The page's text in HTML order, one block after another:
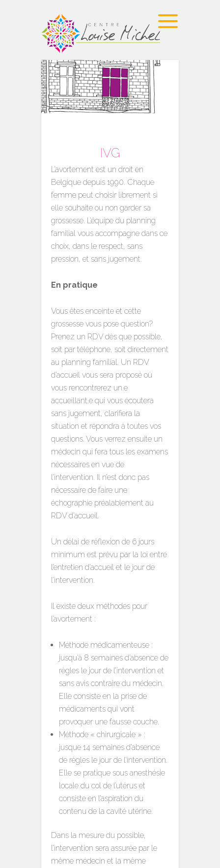
IVG
L’avortement est un droit en
Belgique depuis 1990. Chaque
femme peut choisir librement si
elle souhaite ou non garder sa
grossesse. L’équipe du planning
familial vous accompagne dans ce
choix, dans le respect, sans
pression, et sans jugement.
En pratique
Vous êtes enceinte et cette
grossesse vous pose question?
Prenez un RDV dès que possible,
soit par téléphone, soit directement
au planning familial. Un RDV
d’accueil vous sera proposé où
vous rencontrerez un.e
accueillant.e qui vous écoutera
sans jugement, clarifiera la
situation et répondra à toutes vos
questions. Vous verrez ensuite un
médecin qui fera tous les examens
nécessaires en vue de
l’intervention. Il n’est donc pas
nécessaire de faire une
échographie préalablement au
RDV d’accueil.
Un délai de réflexion de 6 jours
minimum est prévu par la loi entre
l’entretien d’accueil et le jour de
l’intervention.
Il existe deux méthodes pour
l’avortement :
Méthode médicamenteuse :
jusqu’à 8 semaines d’absence de
règles le jour de l’intervention et
sans avis contraire du médecin.
Elle consiste en la prise de
médicaments qui vont
provoquer une fausse couche.
Méthode « chirurgicale » :
jusque 14 semaines d’absence
de règles le jour de l’intervention.
Elle se pratique sous anesthésie
locale du col de l’utérus et
consiste en l’aspiration du
contenu de la cavité utérine.
Dans la mesure du possible,
l’intervention sera assurée par le
même médecin et la même